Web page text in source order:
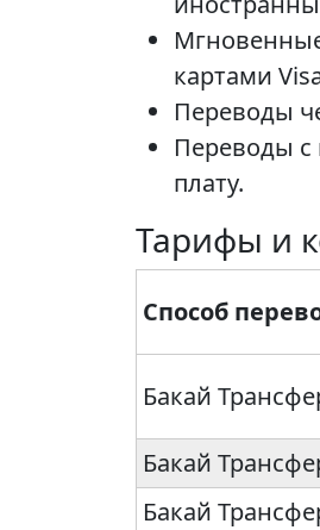
картами
Переводы
Переводы с
плату.
Тарифы и
Способ
Бакай
Бакай
Бакай